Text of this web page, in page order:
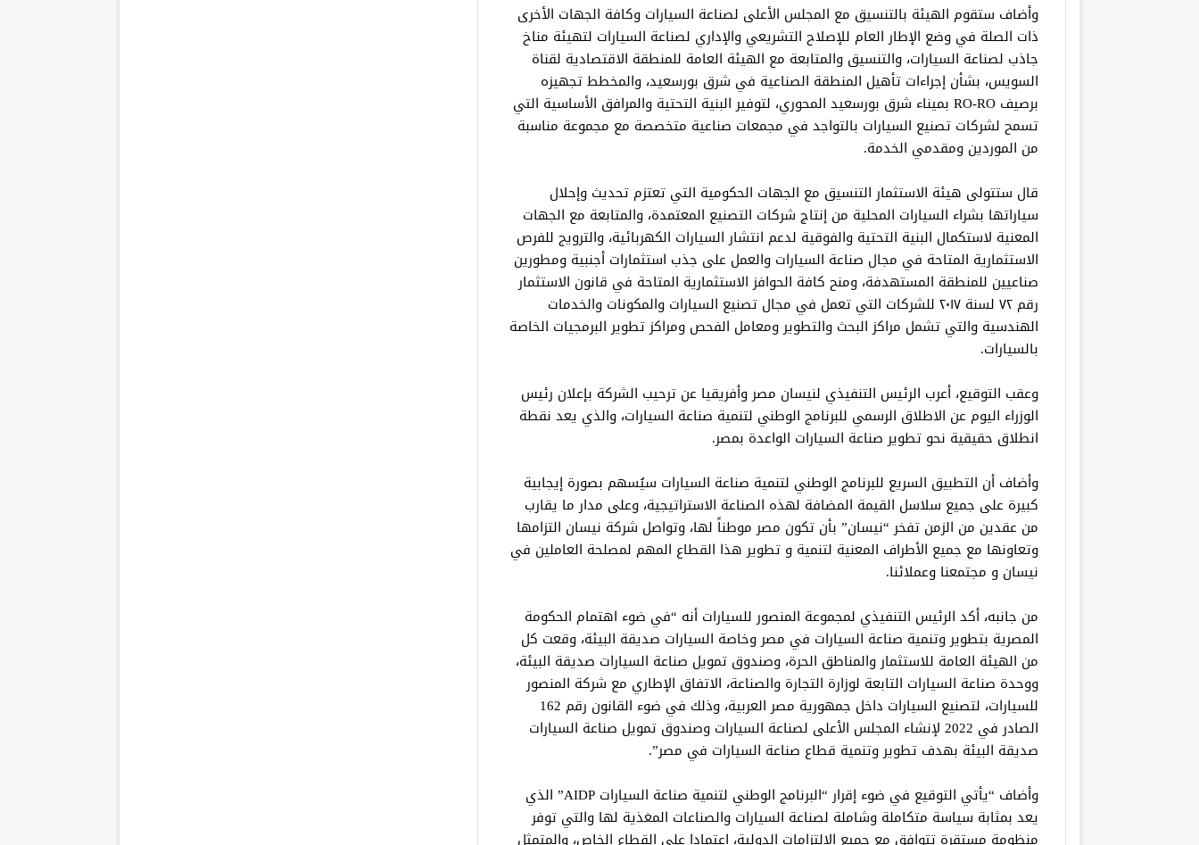
وأضاف ستقوم الهيئة بالتنسيق مع المجلس الأعلى لصناعة السيارات وكافة الجهات الأخرى
ذات الصلة في وضع الإطار العام للإصلاح التشريعي والإداري لصناعة السيارات لتهيئة مناخ
جاذب لصناعة السيارات، والتنسيق والمتابعة مع الهيئة العامة للمنطقة الاقتصادية لقناة
السويس، بشأن إجراءات تأهيل المنطقة الصناعية في شرق بورسعيد، والمخطط تجهيزه
برصيف RO-RO بميناء شرق بورسعيد المحوري، لتوفير البنية التحتية والمرافق الأساسية التي
تسمح لشركات تصنيع السيارات بالتواجد في مجمعات صناعية متخصصة مع مجموعة مناسبة
من الموردين ومقدمي الخدمة.
قال ستتولى هيئة الاستثمار التنسيق مع الجهات الحكومية التي تعتزم تحديث وإحلال
سياراتها بشراء السيارات المحلية من إنتاج شركات التصنيع المعتمدة، والمتابعة مع الجهات
المعنية لاستكمال البنية التحتية والفوقية لدعم انتشار السيارات الكهربائية، والترويج للفرص
الاستثمارية المتاحة في مجال صناعة السيارات والعمل على جذب استثمارات أجنبية ومطورين
صناعيين للمنطقة المستهدفة، ومنح كافة الحوافز الاستثمارية المتاحة في قانون الاستثمار
رقم ۷۲ لسنة ۲۰۱۷ للشركات التي تعمل في مجال تصنيع السيارات والمكونات والخدمات
الهندسية والتي تشمل مراكز البحث والتطوير ومعامل الفحص ومراكز تطوير البرمجيات الخاصة
بالسيارات.
وعقب التوقيع، أعرب الرئيس التنفيذي لنيسان مصر وأفريقيا عن ترحيب الشركة بإعلان رئيس
الوزراء اليوم عن الاطلاق الرسمي للبرنامج الوطني لتنمية صناعة السيارات، والذي يعد نقطة
انطلاق حقيقية نحو تطوير صناعة السيارات الواعدة بمصر.
وأضاف أن التطبيق السريع للبرنامج الوطني لتنمية صناعة السيارات سيُسهم بصورة إيجابية
كبيرة على جميع سلاسل القيمة المضافة لهذه الصناعة الاستراتيجية، وعلى مدار ما يقارب
من عقدين من الزمن تفخر “نيسان” بأن تكون مصر موطناً لها، وتواصل شركة نيسان التزامها
وتعاونها مع جميع الأطراف المعنية لتنمية و تطوير هذا القطاع المهم لمصلحة العاملين في
نيسان و مجتمعنا وعملائنا.
من جانبه، أكد الرئيس التنفيذي لمجموعة المنصور للسيارات أنه “في ضوء اهتمام الحكومة
المصرية بتطوير وتنمية صناعة السيارات في مصر وخاصة السيارات صديقة البيئة، وقعت كل
من الهيئة العامة للاستثمار والمناطق الحرة، وصندوق تمويل صناعة السيارات صديقة البيئة،
ووحدة صناعة السيارات التابعة لوزارة التجارة والصناعة، الاتفاق الإطاري مع شركة المنصور
للسيارات، لتصنيع السيارات داخل جمهورية مصر العربية، وذلك في ضوء القانون رقم 162
الصادر في 2022 لإنشاء المجلس الأعلى لصناعة السيارات وصندوق تمويل صناعة السيارات
صديقة البيئة بهدف تطوير وتنمية قطاع صناعة السيارات في مصر”.
وأضاف “يأتي التوقيع في ضوء إقرار “البرنامج الوطني لتنمية صناعة السيارات AIDP” الذي
يعد بمثابة سياسة متكاملة وشاملة لصناعة السيارات والصناعات المغذية لها والتي توفر
منظومة مستقرة تتوافق مع جميع الالتزامات الدولية، اعتمادا على القطاع الخاص، والمتمثل